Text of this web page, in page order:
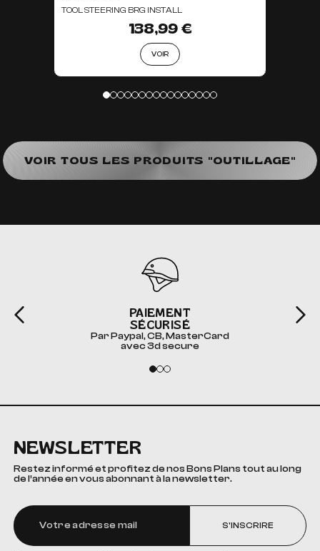
TOOL STEERING BRG INSTALL
138,99 €
VOIR
VOIR TOUS LES PRODUITS "OUTILLAGE"
PAIEMENT
SÉCURISÉ
Par Paypal, CB, MasterCard
avec 3d secure
NEWSLETTER
Restez informé et profitez de nos Bons Plans tout au long
de l’année en vous abonnant à la newsletter.
S'INSCRIRE